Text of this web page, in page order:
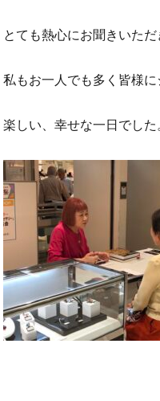
とても熱心にお聞きいただ
私もお一人でも多く皆様
楽しい、幸せな一日でした。